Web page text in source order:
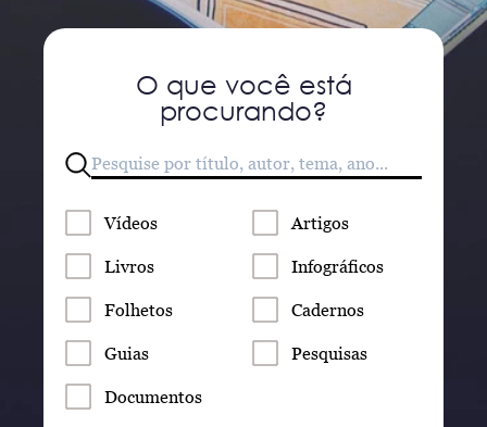
O que você está
procurando?
Vídeos Artigos
Livros Infográficos
Folhetos Cadernos
Guias Pesquisas
Documentos